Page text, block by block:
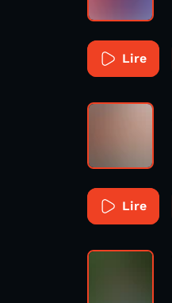
Lire
Lire